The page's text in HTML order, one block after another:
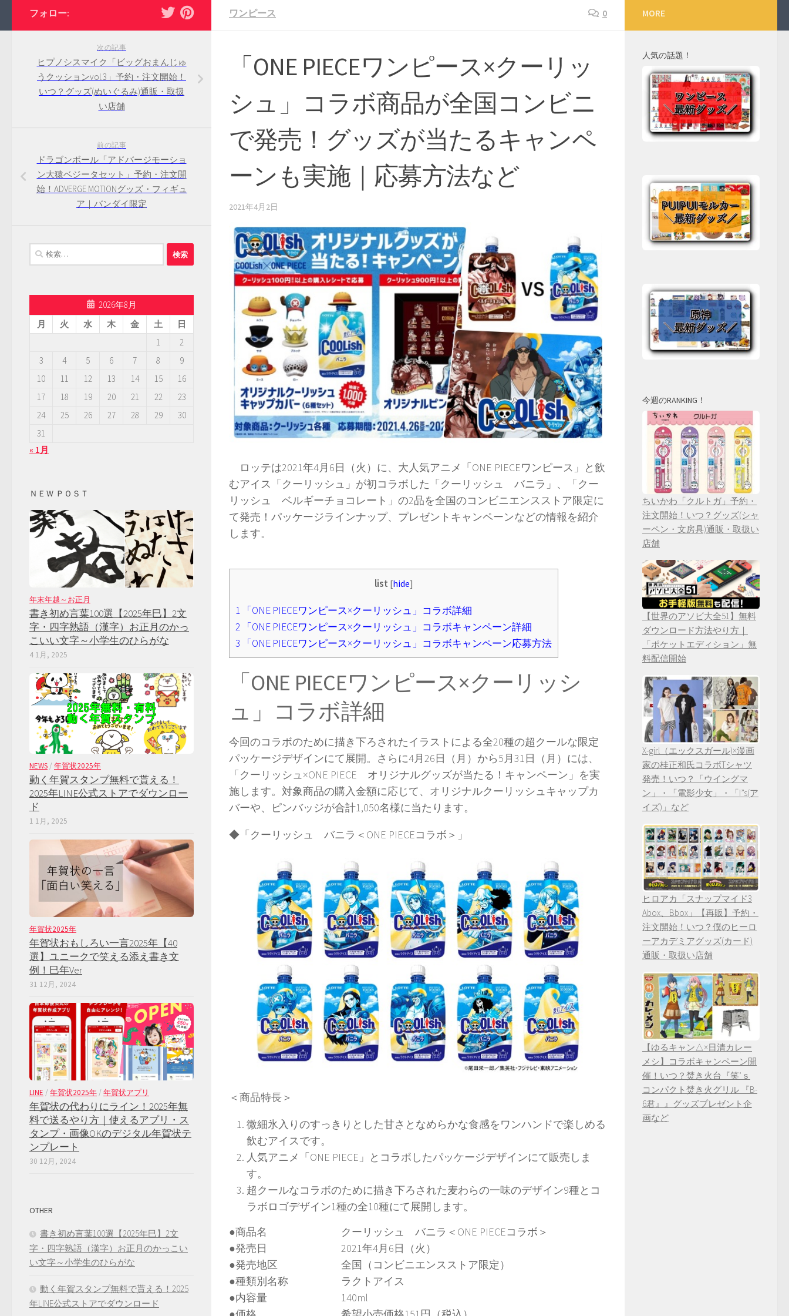
ワンピース 0
「ONE PIECEワンピース×クーリッ
シュ」コラボ商品が全国コンビニ
で発売！グッズが当たるキャンペ
ーンも実施｜応募方法など
2021年4月2日
ロッテは2021年4月6日（火）に、大人気アニメ「ONE PIECEワンピース」と飲
むアイス「クーリッシュ」が初コラボした「クーリッシュ バニラ」、「クー
リッシュ ベルギーチョコレート」の2品を全国のコンビニエンスストア限定に
て発売！パッケージラインナップ、プレゼントキャンペーンなどの情報を紹介
します。
list [hide]
1 「ONE PIECEワンピース×クーリッシュ」コラボ詳細
2 「ONE PIECEワンピース×クーリッシュ」コラボキャンペーン詳細
3 「ONE PIECEワンピース×クーリッシュ」コラボキャンペーン応募方法
「ONE PIECEワンピース×クーリッシ
ュ」コラボ詳細
今回のコラボのために描き下ろされたイラストによる全20種の超クールな限定
パッケージデザインにて展開。さらに4月26日（月）から5月31日（月）には、
「クーリッシュ×ONE PIECE オリジナルグッズが当たる！キャンペーン」を実
施します。対象商品の購入金額に応じて、オリジナルクーリッシュキャップカ
バーや、ピンバッジが合計1,050名様に当たります。
◆「クーリッシュ バニラ＜ONE PIECEコラボ＞」
＜商品特長＞
微細氷入りのすっきりとした甘さとなめらかな食感をワンハンドで楽しめる
飲むアイスです。
人気アニメ「ONE PIECE」とコラボしたパッケージデザインにて販売しま
す。
超クールなコラボのために描き下ろされた麦わらの一味のデザイン9種とコ
ラボロゴデザイン1種の全10種にて展開します。
●商品名 クーリッシュ バニラ＜ONE PIECEコラボ＞
●発売日 2021年4月6日（火）
●発売地区 全国（コンビニエンスストア限定）
●種類別名称 ラクトアイス
●内容量 140ml
フォロー:
次の記事
ヒプノシスマイク「ビッグおまんじゅ
うクッションvol.3」予約・注文開始！
いつ？グッズ(ぬいぐるみ)通販・取扱
い店舗
前の記事
ドラゴンボール「アドバージモーショ
ン大猿ベジータセット」予約・注文開
始！ADVERGE MOTIONグッズ・フィギュ
ア｜バンダイ限定
検
索:
2026年8月
月
火 水 木 金 土
日
1
2
3
4 5 6 7 8
9
10
11 12 13 14 15
16
17
18 19 20 21 22
23
24
25 26 27 28 29
30
31
« 1月
ＮＥＷ ＰＯＳＴ
年末年越～お正月
書き初め言葉100選【2025年巳】2文
字・四字熟語（漢字）お正月のかっ
こいい文字～小学生のひらがな
4 1月, 2025
NEWS / 年賀状2025年
動く年賀スタンプ無料で貰える！
2025年LINE公式ストアでダウンロー
ド
1 1月, 2025
年賀状2025年
年賀状おもしろい一言2025年【40
選】ユニークで笑える添え書き文
例！巳年Ver
31 12月, 2024
LINE / 年賀状2025年 / 年賀状アプリ
年賀状の代わりにライン！2025年無
料で送るやり方｜使えるアプリ・ス
タンプ・画像OKのデジタル年賀状テ
ンプレート
30 12月, 2024
OTHER
書き初め言葉100選【2025年巳】2文
字・四字熟語（漢字）お正月のかっこい
い文字～小学生のひらがな
動く年賀スタンプ無料で貰える！2025
年LINE公式ストアでダウンロード
MORE
人気の話題！
今週のRANKING！
ちいかわ「クルトガ」予約・
注文開始！いつ？グッズ(シャ
ーペン・文房具)通販・取扱い
店舗
【世界のアソビ大全51】無料
ダウンロード方法やり方｜
「ポケットエディション」無
料配信開始
X-girl（エックスガール)×漫画
家の桂正和氏コラボTシャツ
発売！いつ？「ウイングマ
ン」・「電影少女」・「I”s(ア
イズ)」など
ヒロアカ「スナップマイド3
Abox、Bbox」【再販】予約・
注文開始！いつ？僕のヒーロ
ーアカデミアグッズ(カード)
通販・取扱い店舗
【ゆるキャン△×日清カレー
メシ】コラボキャンペーン開
催！いつ？焚き火台『笑’ｓ
コンパクト焚き火グリル 『B-
6君』』グッズプレゼント企
画など